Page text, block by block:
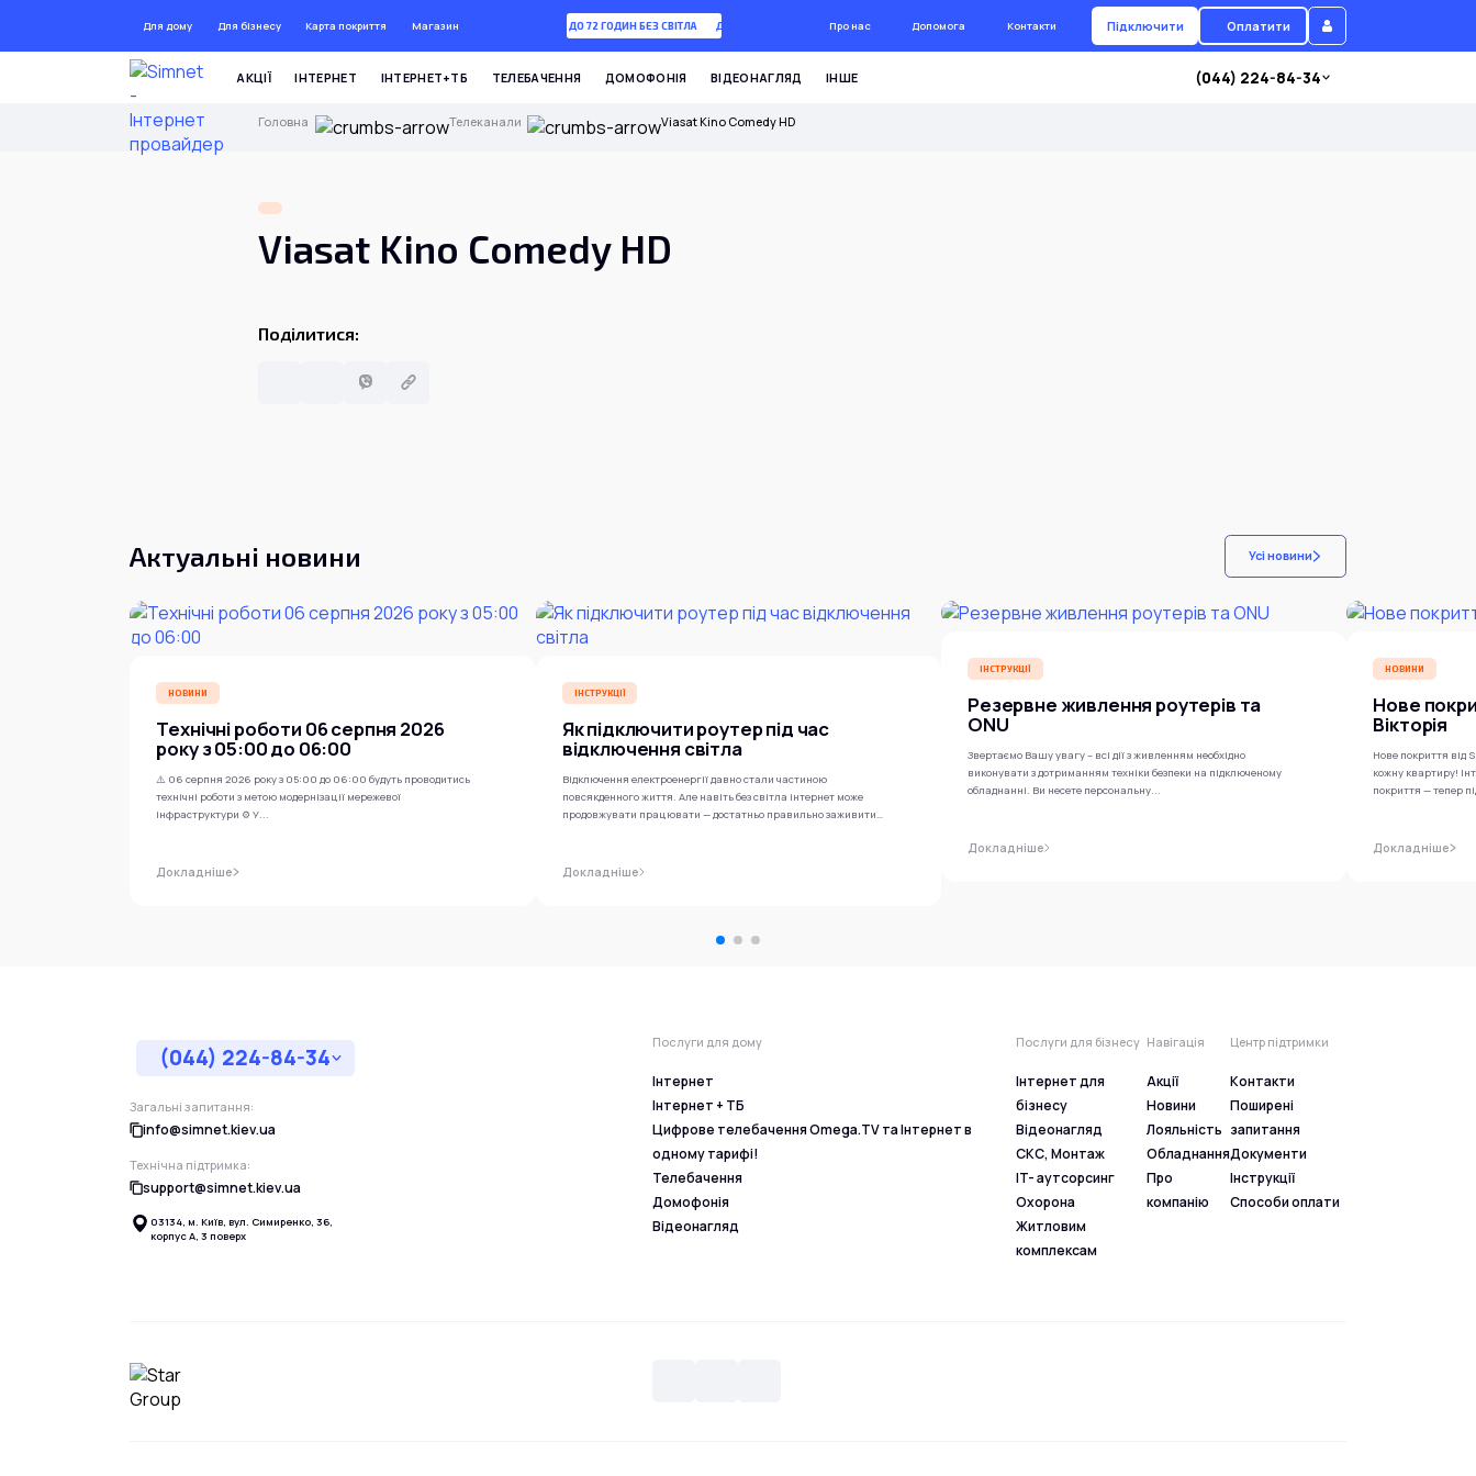
Для дому Для бізнесу Карта покриття Магазин ДО 72 ГОДИН БЕЗ СВІТЛА ДО 72 ГОДИН БЕЗ СВІТЛАПро нас Допомога Контакти Підключити Оплатити
АКЦІЇ ІНТЕРНЕТ ІНТЕРНЕТ+ТБ ТЕЛЕБАЧЕННЯ ДОМОФОНІЯ ВІДЕОНАГЛЯД ІНШЕ (044) 224-84-34
Головна Телеканали Viasat Kino Comedy HD
Viasat Kino Comedy HD
Поділитися:
Актуальні новини Усі новини
НОВИНИ
Технічні роботи 06 серпня 2026
року з 05:00 до 06:00
⚠️ 06 серпня 2026 року з 05:00 до 06:00 будуть проводитись
технічні роботи з метою модернізації мережевої
інфраструктури ⚙️ У...
Докладніше
ІНСТРУКЦІЇ
Як підключити роутер під час
відключення світла
Відключення електроенергії давно стали частиною
повсякденного життя. Але навіть без світла інтернет може
продовжувати працювати — достатньо правильно заживити
Докладніше
ІНСТРУКЦІЇ
Резервне живлення роутерів та
ONU
Звертаємо Вашу увагу – всі дії з живленням необхідно
виконувати з дотриманням техніки безпеки на підключеному
обладнанні. Ви несете персональну...
Докладніше
НОВИНИ
Нове
Вікторія
Нове покриття від
кожну квартиру!
покриття — тепер
Докладніше
(044) 224-84-34
Загальні запитання:
info@simnet.kiev.ua
Технічна підтримка:
support@simnet.kiev.ua
03134, м. Київ, вул. Симиренко, 36,
корпус А, 3 поверх
Послуги для дому
Інтернет
Інтернет + ТБ
Цифрове телебачення Omega.TV та Інтернет в
одному тарифі!
Телебачення
Домофонія
Відеонагляд
Послуги для бізнесу
Інтернет для
бізнесу
Відеонагляд
СКС, Монтаж
IT- аутсорсинг
Охорона
Житловим
комплексам
Навігація
Акції
Новини
Лояльність
Обладнання
Про
компанію
Центр підтримки
Контакти
Поширені
запитання
Документи
Інструкції
Способи оплати